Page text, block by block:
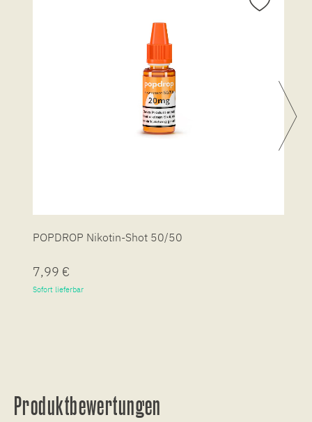
POPDROP Nikotin-Shot 50/50
7,99 €
Sofort lieferbar
Produktbewertungen